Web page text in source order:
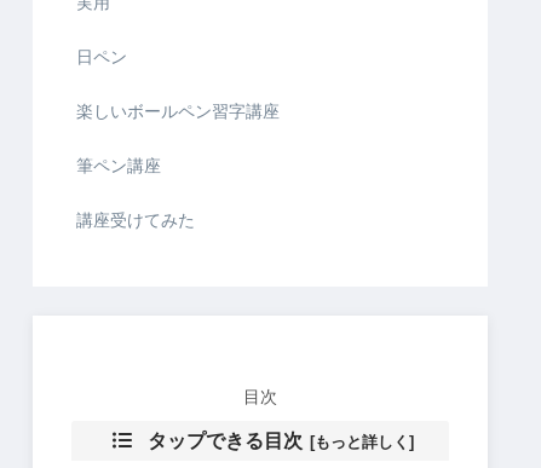
日ペン
楽しいボールペン習字講座
筆ペン講座
講座受けてみた
目次
タップできる目次